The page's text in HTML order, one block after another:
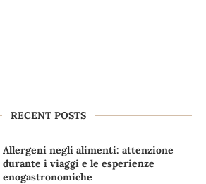
RECENT POSTS
Allergeni negli alimenti: attenzione
durante i viaggi e le esperienze
enogastronomiche